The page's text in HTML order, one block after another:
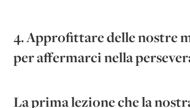
4. Approfittare delle nostre
per affermarci nella
La prima lezione che la